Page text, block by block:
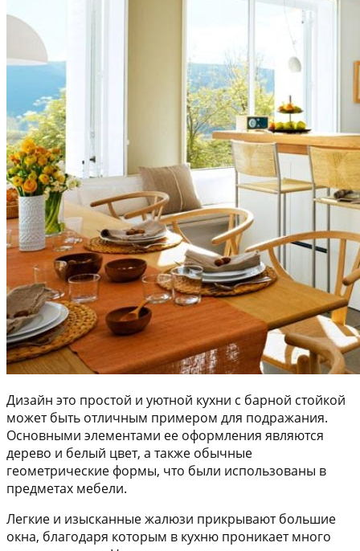
Дизайн это простой и уютной кухни с барной стойкой
может быть отличным примером для подражания.
Основными элементами ее оформления являются
дерево и белый цвет, а также обычные
геометрические формы, что были использованы в
предметах мебели.
Легкие и изысканные жалюзи прикрывают большие
окна, благодаря которым в кухню проникает много